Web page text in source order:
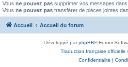
Vous ne pouvez pas supprimer vos messages
Vous ne pouvez pas transférer de pièces jointes
Accueil Accueil du forum
Développé parphpBB® Forum
Traduction française officielle
Confidentialité |